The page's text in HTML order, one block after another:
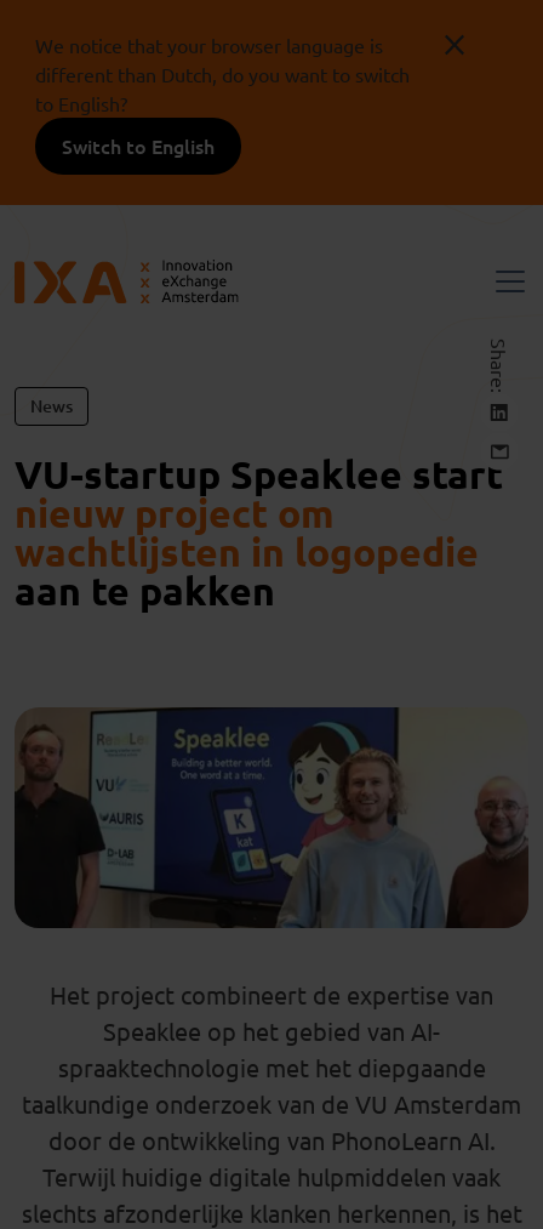
We notice that your browser language is
different than Dutch, do you want to switch
to English?
Switch to English
Share:
News
VU-startup Speaklee start
nieuw project om
wachtlijsten in logopedie
aan te pakken
Het project combineert de expertise van
Speaklee op het gebied van AI-
spraaktechnologie met het diepgaande
taalkundige onderzoek van de VU Amsterdam
door de ontwikkeling van PhonoLearn AI.
Terwijl huidige digitale hulpmiddelen vaak
slechts afzonderlijke klanken herkennen, is het